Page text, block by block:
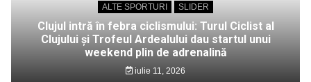
ALTE SPORTURI SLIDER
Clujul intră în febra ciclismului: Turul Ciclist al
Clujului și Trofeul Ardealului dau startul unui
weekend plin de adrenalină
iulie 11, 2026